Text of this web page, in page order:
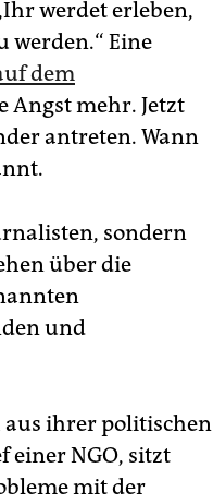
werdet erleben,
werden.“ Eine
dem
Angst mehr. Jetzt
antreten. Wann
sondern
über die
und
aus ihrer politischen
einer NGO, sitzt
mit der